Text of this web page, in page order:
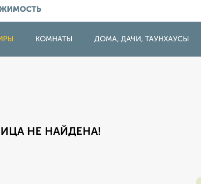
КОМНАТЫ ДОМА, ДАЧИ, ТАУНХАУСЫ
НЕ НАЙДЕНА!